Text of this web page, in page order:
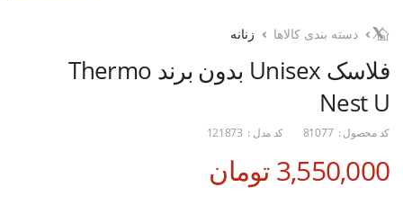
دسته بندی کالاها زنانه
فلاسک Unisex بدون برند Thermo
Nest U
کد محصول : 81077 کد مدل : 121873
3,550,000 تومان